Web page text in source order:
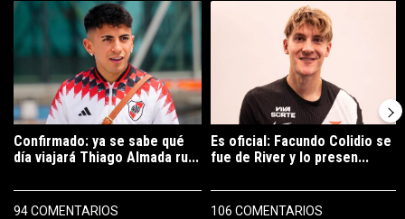
Un artículo de tendencia con el título "Confirmado: ya se sabe qué
Confirmado: ya se sabe qué
día viajará Thiago Almada ru...
94 COMENTARIOS
Un artículo de tendencia con el
Es oficial: Facundo Colidio se
fue de River y lo presen...
106 COMENTARIOS